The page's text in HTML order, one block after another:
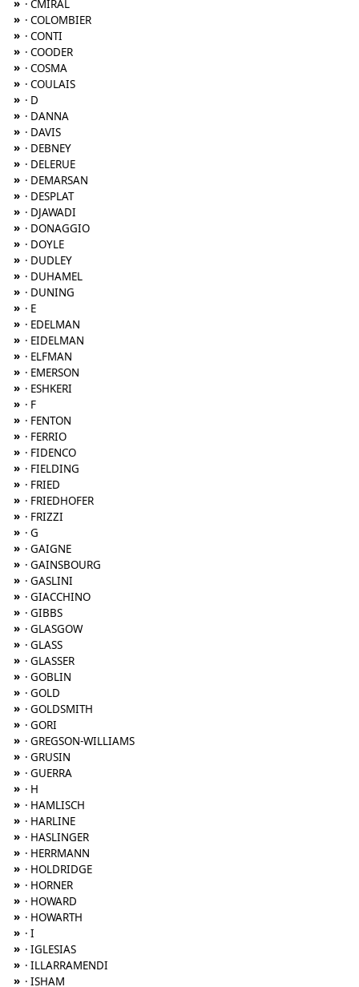
» · CMIRAL
» · COLOMBIER
» · CONTI
» · COODER
» · COSMA
» · COULAIS
» · D
» · DANNA
» · DAVIS
» · DEBNEY
» · DELERUE
» · DEMARSAN
» · DESPLAT
» · DJAWADI
» · DONAGGIO
» · DOYLE
» · DUDLEY
» · DUHAMEL
» · DUNING
» · E
» · EDELMAN
» · EIDELMAN
» · ELFMAN
» · EMERSON
» · ESHKERI
» · F
» · FENTON
» · FERRIO
» · FIDENCO
» · FIELDING
» · FRIED
» · FRIEDHOFER
» · FRIZZI
» · G
» · GAIGNE
» · GAINSBOURG
» · GASLINI
» · GIACCHINO
» · GIBBS
» · GLASGOW
» · GLASS
» · GLASSER
» · GOBLIN
» · GOLD
» · GOLDSMITH
» · GORI
» · GREGSON-WILLIAMS
» · GRUSIN
» · GUERRA
» · H
» · HAMLISCH
» · HARLINE
» · HASLINGER
» · HERRMANN
» · HOLDRIDGE
» · HORNER
» · HOWARD
» · HOWARTH
» · I
» · IGLESIAS
» · ILLARRAMENDI
» · ISHAM